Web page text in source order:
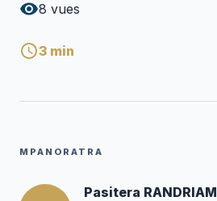
8 vues
3 min
MPANORATRA
Pasitera